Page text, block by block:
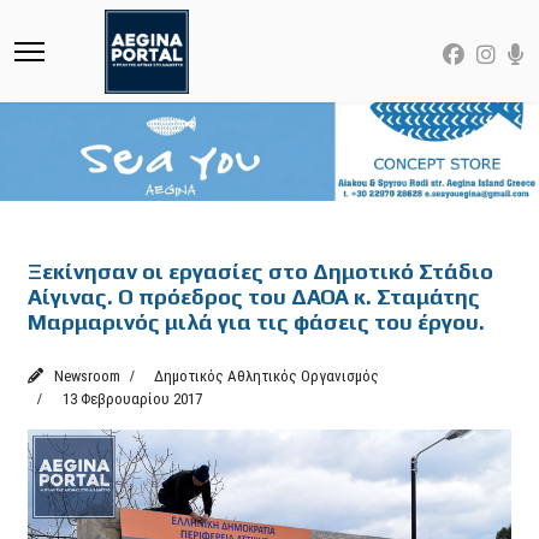
Ξεκίνησαν οι εργασίες στο Δημοτικό Στάδιο
Αίγινας. Ο πρόεδρος του ΔΑΟΑ κ. Σταμάτης
Μαρμαρινός μιλά για τις φάσεις του έργου.
Newsroom
Δημοτικός Αθλητικός Οργανισμός
13 Φεβρουαρίου 2017